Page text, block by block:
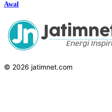
Awal
© 2026 jatimnet.com